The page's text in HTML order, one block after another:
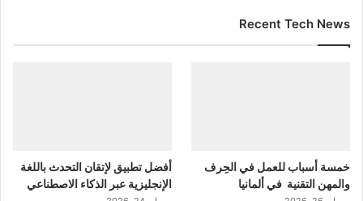
Recent Tech News
خمسة أسباب للعمل في الحِرف
والمهن التقنية في ألمانيا
أفضل تطبيق لإتقان التحدث باللغة
الإنجليزية عبر الذكاء الاصطناعي